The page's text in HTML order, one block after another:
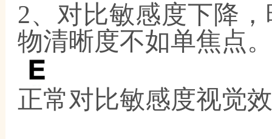
2、对比敏感度下降
物清晰度不如单焦点。
正常对比敏感度视觉